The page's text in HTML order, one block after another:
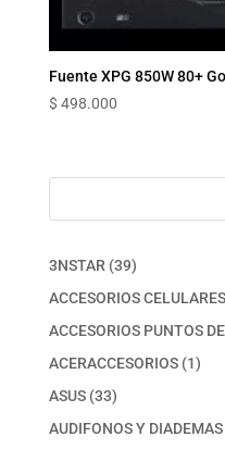
Fuente XPG 850W 80+
$ 498.000
3NSTAR 3939
productos
ACCESORIOS
ACCESORIOS PUNTOS
ACERACCESORIOS 11
ASUS 3333
productos
AUDIFONOS Y DIADEMAS